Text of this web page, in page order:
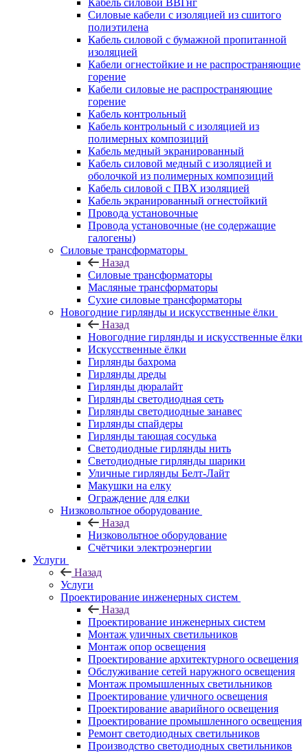
Кабель силовой ВВГнг
Силовые кабели с изоляцией из сшитого
полиэтилена
Кабель силовой с бумажной пропитанной
изоляцией
Кабели огнестойкие и не распространяющие
горение
Кабели силовые не распространяющие
горение
Кабель контрольный
Кабель контрольный с изоляцией из
полимерных композиций
Кабель медный экранированный
Кабель силовой медный с изоляцией и
оболочкой из полимерных композиций
Кабель силовой с ПВХ изоляцией
Кабель экранированный огнестойкий
Провода установочные
Провода установочные (не содержащие
галогены)
Силовые трансформаторы
Назад
Силовые трансформаторы
Масляные трансформаторы
Сухие силовые трансформаторы
Новогодние гирлянды и искусственные ёлки
Назад
Новогодние гирлянды и искусственные ёлки
Искусственные ёлки
Гирлянды бахрома
Гирлянды дреды
Гирлянды дюралайт
Гирлянды светодиодная сеть
Гирлянды светодиодные занавес
Гирлянды спайдеры
Гирлянды тающая сосулька
Светодиодные гирлянды нить
Светодиодные гирлянды шарики
Уличные гирлянды Белт-Лайт
Макушки на елку
Ограждение для елки
Низковольтное оборудование
Назад
Низковольтное оборудование
Счётчики электроэнергии
Услуги
Назад
Услуги
Проектирование инженерных систем
Назад
Проектирование инженерных систем
Монтаж уличных светильников
Монтаж опор освещения
Проектирование архитектурного освещения
Обслуживание сетей наружного освещения
Монтаж промышленных светильников
Проектирование уличного освещения
Проектирование аварийного освещения
Проектирование промышленного освещения
Ремонт светодиодных светильников
Производство светодиодных светильников